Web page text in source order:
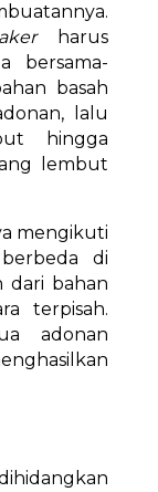
harus
bersama-
basah
lalu
hingga
lembut
mengikuti
di
bahan
terpisah.
adonan